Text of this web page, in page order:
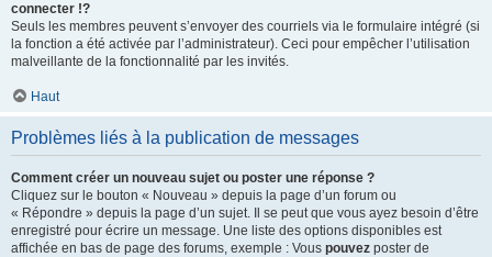
connecter !?
Seuls les membres peuvent s’envoyer des courriels via le formulaire intégré (si
la fonction a été activée par l’administrateur). Ceci pour empêcher l’utilisation
malveillante de la fonctionnalité par les invités.
Haut
Problèmes liés à la publication de messages
Comment créer un nouveau sujet ou poster une réponse ?
Cliquez sur le bouton « Nouveau » depuis la page d’un forum ou
« Répondre » depuis la page d’un sujet. Il se peut que vous ayez besoin d’être
enregistré pour écrire un message. Une liste des options disponibles est
affichée en bas de page des forums, exemple : Vous pouvez poster de